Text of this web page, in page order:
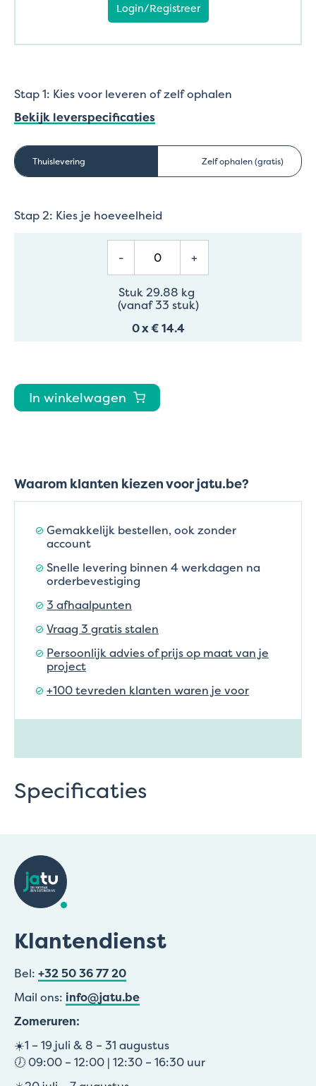
Login/Registreer
Stap 1: Kies voor leveren of zelf ophalen
Bekijk leverspecificaties
Thuislevering Zelf ophalen (gratis)
Stap 2: Kies je hoeveelheid
- +
Stuk 29.88 kg
(vanaf 33 stuk)
0x€ 14.4
In winkelwagen
Waarom klanten kiezen voor jatu.be?
Gemakkelijk bestellen, ook zonder
account
Snelle levering binnen 4 werkdagen na
orderbevestiging
3 afhaalpunten
Vraag 3 gratis stalen
Persoonlijk advies of prijs op maat van je
project
+100 tevreden klanten waren je voor
Specificaties
Klantendienst
Bel: +32 50 36 77 20
Mail ons: info@jatu.be
Zomeruren:
☀️1 – 19 juli & 8 – 31 augustus
🕖 09:00 – 12:00 | 12:30 – 16:30 uur